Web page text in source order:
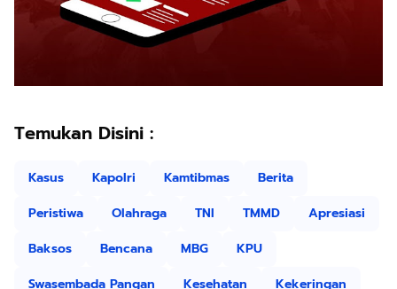
Temukan Disini :
Kasus Kapolri Kamtibmas
Berita
Peristiwa
Olahraga TNI TMMD
Apresiasi
Baksos
Bencana MBG
KPU
Swasembada Pangan
Kesehatan
Kekeringan